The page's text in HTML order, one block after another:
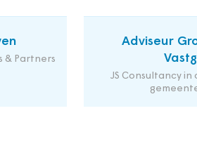
& Partners
Adviseur
JS Consultancy